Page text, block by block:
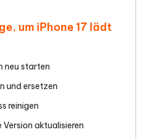
um iPhone 17 lädt
neu starten
und ersetzen
reinigen
aktualisieren